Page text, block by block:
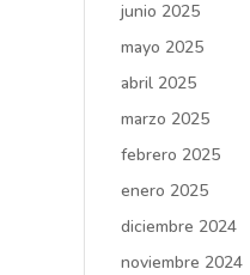
junio 2025
mayo 2025
abril 2025
marzo 2025
febrero 2025
enero 2025
diciembre 2024
noviembre 2024